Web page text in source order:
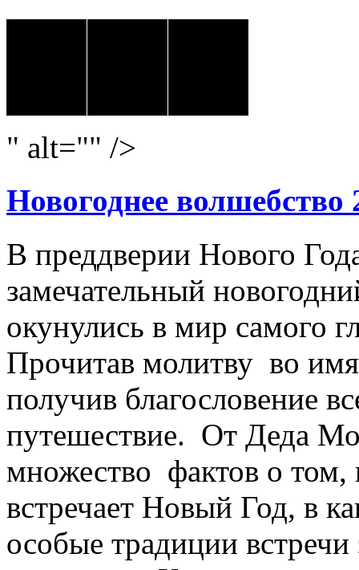
" alt="" />
Новогоднее волшебство
В преддверии Нового
замечательный
окунулись в мир самого
Прочитав молитву во
получив благословение
путешествие. От Деда
множество фактов о
встречает Новый Год, в
особые традиции встречи